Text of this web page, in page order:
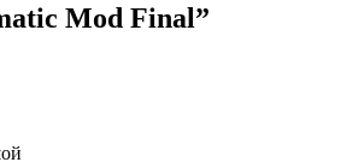
Mod Final”